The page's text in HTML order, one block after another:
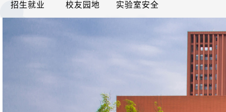
招生就业 校友园地 实验室安全